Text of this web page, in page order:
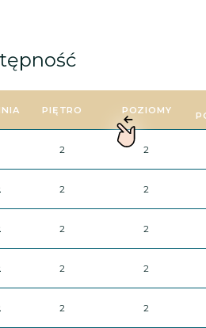
PIĘTRO POZIOMY
2 2
2 2
2 2
2 2
2 2